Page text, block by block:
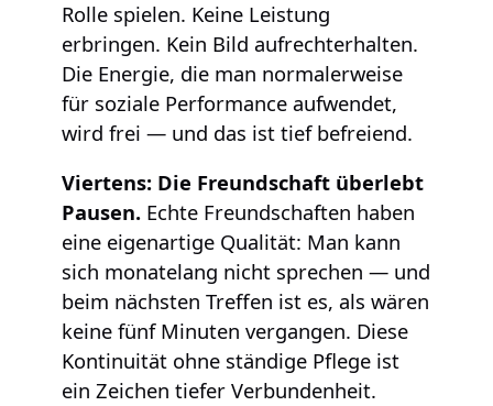
Rolle spielen. Keine Leistung
erbringen. Kein Bild aufrechterhalten.
Die Energie, die man normalerweise
für soziale Performance aufwendet,
wird frei — und das ist tief befreiend.
Viertens: Die Freundschaft überlebt
Pausen. Echte Freundschaften haben
eine eigenartige Qualität: Man kann
sich monatelang nicht sprechen — und
beim nächsten Treffen ist es, als wären
keine fünf Minuten vergangen. Diese
Kontinuität ohne ständige Pflege ist
ein Zeichen tiefer Verbundenheit.